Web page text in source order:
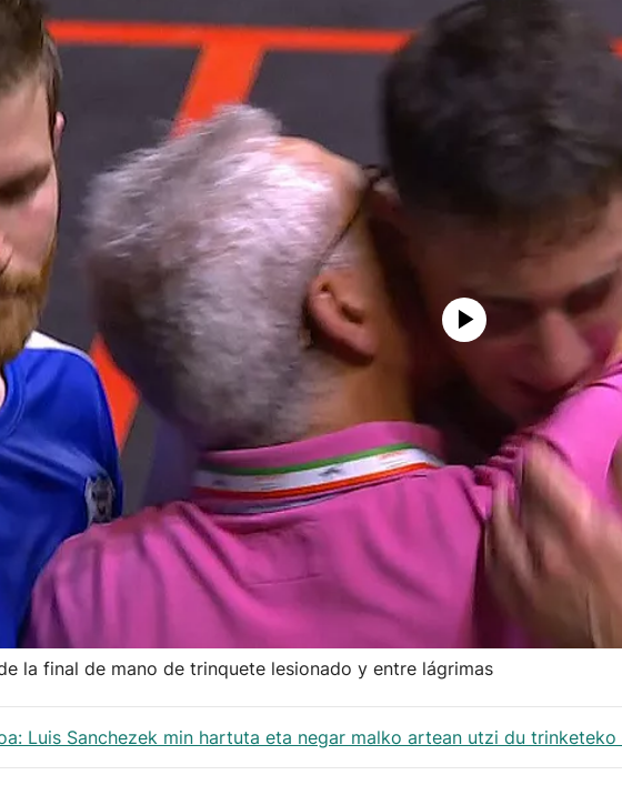
la final de mano de trinquete lesionado y entre lágrimas
Luis Sanchezek min hartuta eta negar malko artean utzi du